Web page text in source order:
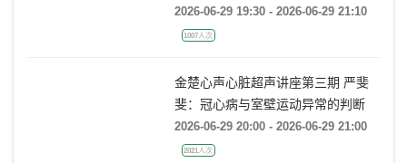
2026-06-29 19:30 - 2026-06-29 21:10
1007人次
金楚心声心脏超声讲座第三期 严斐
斐：冠心病与室壁运动异常的判断
2026-06-29 20:00 - 2026-06-29 21:00
2021人次